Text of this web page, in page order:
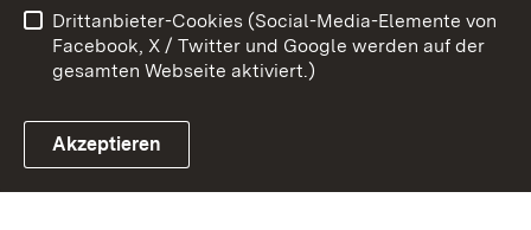
Link zum Landesportal
Impressum Cookies
Drittanbieter-Cookies (Social-Media-Elemente von
Facebook, X / Twitter und Google werden auf der
gesamten Webseite aktiviert.)
Akzeptieren